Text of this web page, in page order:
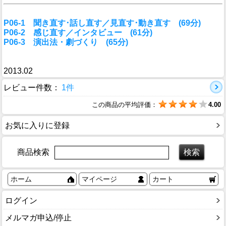
P06-1 聞き直す･話し直す／見直す･動き直す (69分)
P06-2 感じ直す／インタビュー (61分)
P06-3 演出法・劇づくり (65分)
2013.02
レビュー件数：
1件
この商品の平均評価： 4.00
お気に入りに登録
商品検索
ホーム マイページ カート
ログイン
メルマガ申込/停止